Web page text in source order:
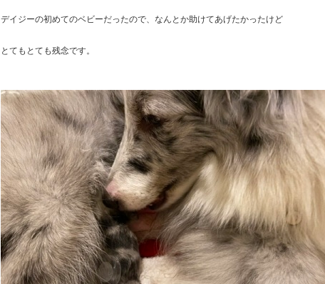
デイジーの初めてのベビーだったので、なんとか助けてあげたかったけど
とてもとても残念です。